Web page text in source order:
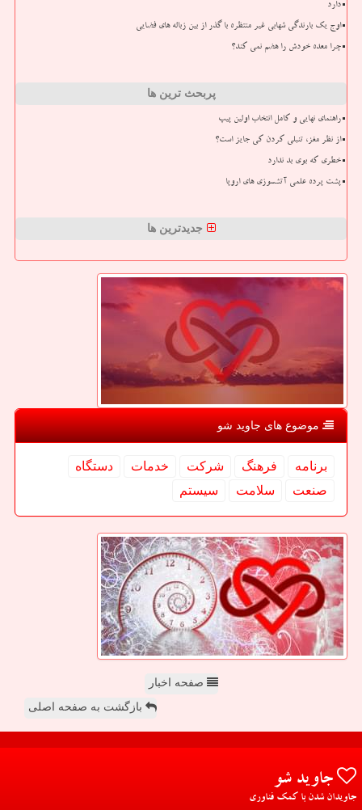
دارد
اوج یک بارندگی شهابی غیر منتظره با گذر از بین زباله های فضایی
چرا معده خودش را هضم نمی کند؟
پربحث ترین ها
راهنمای نهایی و کامل انتخاب اولین پیپ
از نظر مغز، تنبلی کردن کی جایز است؟
خطری که بوی بد ندارد
پشت پرده علمی آتشسوزی های اروپا
جدیدترین ها
موضوع های جاوید شو
برنامه فرهنگ شركت خدمات
دستگاه
صنعت
سلامت سیستم
صفحه اخبار
بازگشت به صفحه اصلی
جاوید شو
جاویدان شدن با کمک فناوری